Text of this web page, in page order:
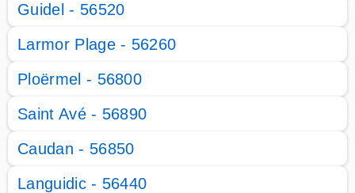
Guidel - 56520
Larmor Plage - 56260
Ploërmel - 56800
Saint Avé - 56890
Caudan - 56850
Languidic - 56440